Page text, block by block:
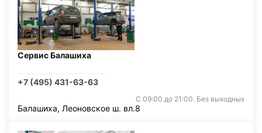
Сервис Балашиха
+7 (495) 431-63-63
С 09:00 до 21:00. Без выходных
Балашиха, Леоновское ш. вл.8